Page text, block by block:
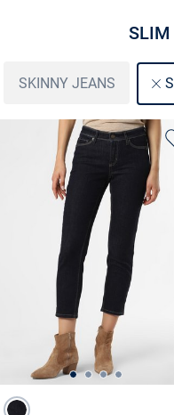
SLIM
SKINNY JEANS